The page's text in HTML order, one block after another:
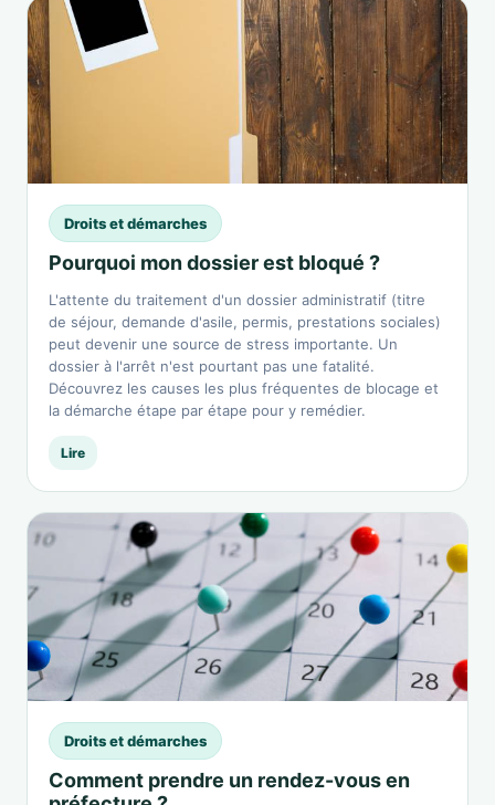
Droits et démarches
Pourquoi mon dossier est bloqué ?
L'attente du traitement d'un dossier administratif (titre
de séjour, demande d'asile, permis, prestations sociales)
peut devenir une source de stress importante. Un
dossier à l'arrêt n'est pourtant pas une fatalité.
Découvrez les causes les plus fréquentes de blocage et
la démarche étape par étape pour y remédier.
Lire
Droits et démarches
Comment prendre un rendez-vous en